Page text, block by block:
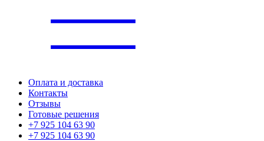
Оплата и доставка
Контакты
Отзывы
Готовые решения
+7 925 104 63 90
+7 925 104 63 90